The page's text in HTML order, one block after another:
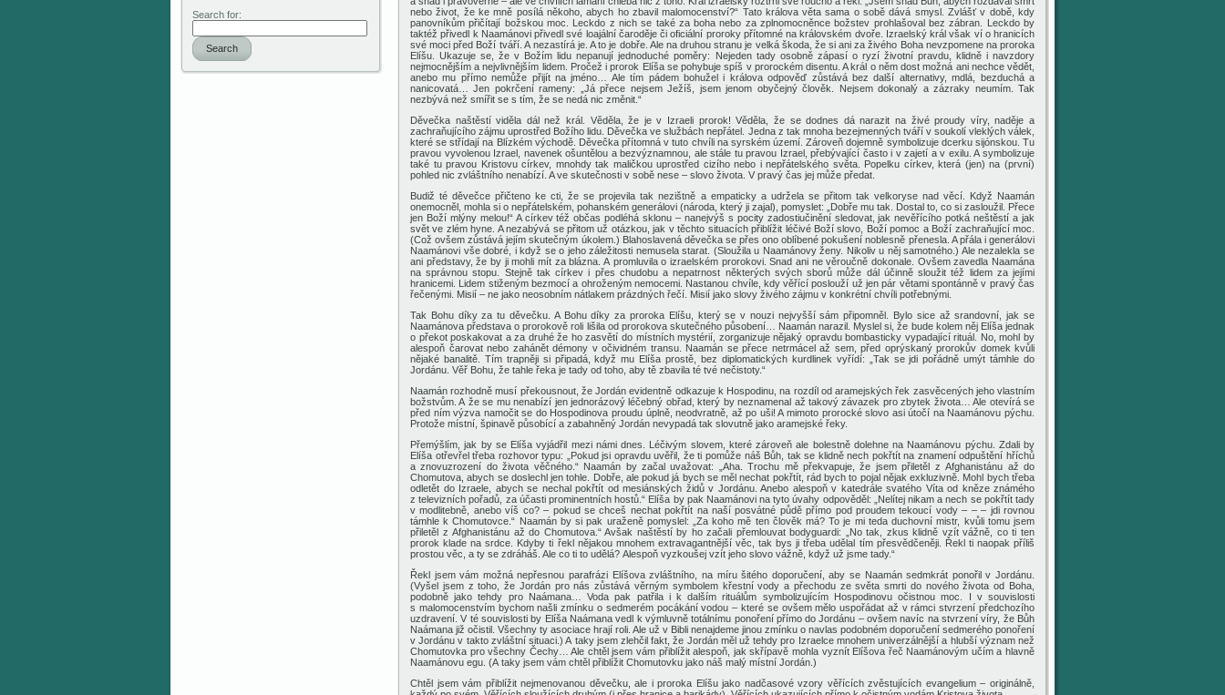
Search for:
Search
nebo život, že ke mně posílá někoho, abych ho zbavil malomocenství?“ Tato králova věta sama o sobě dává smysl. Zvlášť v době, kdy
panovníkům přičítají božskou moc. Leckdo z nich se také za boha nebo za zplnomocněnce božstev prohlašoval bez zábran.
Leckdo by
taktéž přivedl k Naamánovi přivedl své loajální čaroděje či oficiální proroky přítomné na královském dvoře. Izraelský králvšak ví o hranicích
své moci před Boží tváří. A nezastírá je . A to je dobře. Ale na druhou stranu je velká škoda, že si ani za živého Boha nevzpomene na proroka
Elíšu. Ukazuje se, že v Božím lidu nepanují jednoduché poměry: Nejeden tady osobně zápasí o ryzíživotní pravdu, klidně i navzdory
nejmocnějším a nejvlivnějším lidem. Pročež i prorok Elíša se pohybuje spíš v prorockém disentu. A král o něm dost možná ani nechce vědět,
anebo mu přímo nemůže přijít na jméno… Ale tím pádem bohužel i králova odpověď zůstává bez další alternativy, mdlá, bezduchá a
nanicovatá… Jen pokrčení rameny: „Já přece nejsem Ježíš, jsem jenom obyčejný člověk. Nejsem dokonalý azázraky neumím.Tak
nezbývá než smířit se s tím, že se nedá nic změnit. “
Děvečka naštěstí viděla dál než král. Věděla, že je v Izraeli prorok! Věděla, že se dodnes dá narazit na živéproudy víry, naděje a
zachraňujícího zájmu uprostřed Božího lidu. Děvečka ve službách nepřátel. Jedna z tak mnoha bezejmennýchtváří v soukolí vleklých válek,
které se střídají na Blízkém východě. Děvečka přítomná v tuto chvíli na syrském území. Zároveň dojemně symbolizuje dcerku sijónskou. Tu
pravou vyvolenou Izrael, navenek ošuntělou a bezvýznamnou, ale stále tu pravou Izrael, přebývající často i v zajetí a v exilu. A symbolizuje
také tu pravou Kristovu církev, mnohdy tak maličkou uprostřed cizího nebo i nepřátelského světa. Popelku církev, která (jen) na (první)
pohled nic zvláštního nenabízí . Ave skutečnosti v sobě nese – slovo života. V pravý čas jej může předat
Budiž té děvečce přičteno ke cti, že se projevila tak nezištně a empaticky a udržela se přitom tak velkorysenad věcí. Když Naamán
onemocněl, mohla si o nepřátelském, pohanském generálovi (národa , který ji zajal), pomyslet: „Dobře mu tak. Dostal to , co si zasloužil. Přece
jen Boží mlýny melou!“ A církev též občas podléhá sklonu – nanejvýš s pocity zadostiučinění sledovat, jak nevěřícího potká neštěstí a jak
svět ve zlém hyne. Anezabývá se přitom už otázkou, jak v těchto situacích přiblížit léčivé Boží slovo, Boží pomoc a Boží zachraňující moc.
(Což ovšem zůstává jejím skutečným úkolem.) Blahoslavená děvečka se přesono oblíbené pokušení noblesně přenesla. A přála i generálovi
Naamánovi vše dobré, i když se o jehozáležitosti nemusela starat. (Sloužila u Naamánovy ženy. Nikoliv u něj samotného.) Ale nezalekla se
ani představy, že by ji mohli mít za blázna. A promluvila o izraelském prorokovi.Snad ani ne věroučně dokonale. Ovšem zavedla Naamána
na správnou stopu. Stejně tak církev i přes chudobu a nepatrnost některých svých sborů může dál účinně sloužit též lidem za jejími
hranicemi. Lidem stiženým bezmocí a ohroženým nemocemi. Nastanou chvíle, kdy věřícíposlouží už jen pár větami spontánně v pravý čas
řečenými. Misií – ne jako neosobním nátlakem prázdných řečí. Misií jako slovy živého zájmu v konkrétní chvíli potřebnými.
Tak Bohu díky za tu děvečku. A Bohu díky za proroka Elíšu, který se v nouzi nejvyšší sám připomněl. Bylo sice až srandovní, jak se
Naamánova představa o prorokově roli lišila od prorokovaskutečného působení… Naamán narazil. Myslel si, že budekolem něj Elíšajednak
o překot poskakovat a za druhé že hozasvětí do místních mystérií, zorganizuje nějaký opravdubombasticky vypadajícírituál. No, mohl by
alespoň čarovat nebo zahánět démony v očividném transu. Naamán se přece netrmácel až sem, před oprýskaný prorokův domek kvůli
nějaké banalitě. Tím trapněji si připadá, když mu Elíša prostě, bez diplomatických kurdlinek vyřídí: „Tak se jdi pořádně umýt támhle do
Jordánu. Věř Bohu, že tahle řeka je tady od toho, aby tě zbavila té tvé nečistoty.“
Naamán rozhodně musí překousnout, že Jordán evidentně odkazuje k Hospodinu, na rozdíl od aramejských řek zasvěcených jeho vlastním
božstvům. A že se mu nenabízí jen jednorázový léčebný obřad, který by neznamenal až takový závazek pro zbytek života… Ale otevírá se
před ním výzva namočit se do Hospodinova proudu úplně, neodvratně , až po uši! A mimoto prorocké slovo asi útočí na Naamánovu pýchu.
Protože místní, špinavě působící a zabahněný Jordán nevypadá tak slovutně jako aramejské řeky.
Přemýšlím, jak by se Elíša vyjádřil mezi námi dnes. Léčivým slovem, které zároveň ale bolestnědolehnena Naamánovu pýchu. Zdali by
Elíša otřevřeltřeba rozhovor typu: „Pokud jsi opravdu uvěřil, že ti pomůže náš Bůh, tak se klidně nech pokřtít na znamení odpuštění hříchů
a znovuzrození do života věčného.“ Naamán by začal uvažovat: „Aha. Trochu mě překvapuje, že jsem přiletěl z Afghanistánu až do
Chomutova, abych se doslechl jen tohle. Dobře, ale pokud já bych se měl nechat pokřtít, rád bych to pojal nějak exkluzivně . Mohl bych třeba
odletět do Izraele, abych se nechal pokřtít od mesiánských židů v Jordánu. Anebo alespoň v katedrále svatého Víta od kněze známého
z televizních pořadů, za účasti prominentních hostů.“ Elíša by pak Naamánovi na tyto úvahy odpověděl: „Nelítej nikam a nech se pokřtít tady
v modlitebně, anebo víš co? – pokud se chceš nechat pokřtít na naší posvátné půdě přímo pod proudem tekoucí vody – – – jdi rovnou
támhle k Chomutovce.“ Naamán by si pak uraženě pomyslel: „Za koho mě ten člověk má? To je mi teda duchovní mistr, kvůli tomu jsem
přiletěl z Afghanistánu až do Chomutova.“ Avšak naštěstí by ho začali přemlouvat bodyguardi: „No tak, zkus klidně vzít vážně, co ti ten
prorok klade na srdce. Kdyby ti řekl nějakou mnohem extravagantnější věc, tak bys ji třeba udělal tím přesvědčeněji. Řekl ti naopak příliš
prostou věc, a ty se zdráháš. Ale co ti to udělá? Alespoň vyzkoušej vzít jeho slovo vážně , když už jsme tady.“
Řekl jsem vám možná nepřesnou parafrázi Elíšovazvláštního , na míru šitého doporučení, aby se Naamán sedmkrát ponořil v Jordánu.
(Vyšel jsem z toho , že Jordán pro nás zůstává věrným symbolem křestní vody a přechodu ze světa smrti do nového života od Boha,
podobně jako tehdy pro Naámana… Voda pak patřila i kdalším rituálům symbolizujícím Hospodinovu očistnou moc. I v souvislosti
s malomocenstvím bychom našli zmínku o sedmerém pocákánívodou – které se ovšem mělo uspořádat až v rámci stvrzení předchozího
uzdravení . V té souvislosti by Elíša Naámana vedl k výmluvně totálnímu ponoření přímodo Jordánu – ovšem navíc nastvrzení víry, že Bůh
Naámana již očistil Všechny ty asociace hrají roli. Ale už v Bibli nenajdeme jinou zmínku o navlas podobném doporučení sedmerého ponoření
v Jordánu v takto zvláštní situaci.) A taky jsem zlehčil fakt, že Jordán měl už tehdy pro Izraelce mnohemuniverzálnější a hlubší význam než
Chomutovka pro všechny Čechy… Ale chtěl jsem vám přiblížit alespoň, jak skřípavě mohla vyznít Elíšova řeč Naamánovým učím a hlavně
Naamánovu egu. (A taky jsem vám chtěl přiblížit Chomutovku jako náš malý místní Jordán.)
Chtěl jsem vám přiblížit nejmenovanou děvečku, ale i proroka Elíšu jako nadčasové vzory věřících zvěstujících evangelium – originálně,